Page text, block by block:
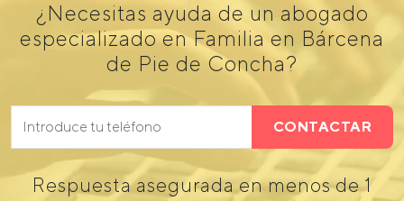
¿Necesitas ayuda de un abogado
especializado en Familia en Bárcena
de Pie de Concha?
CONTACTAR
Respuesta asegurada en menos de 1